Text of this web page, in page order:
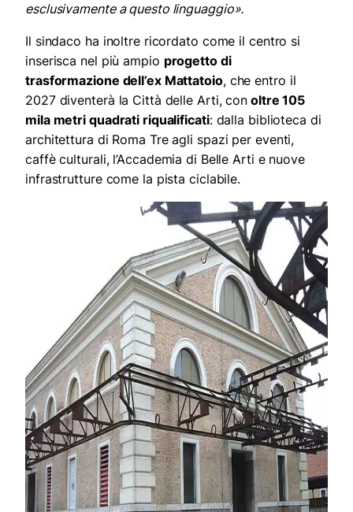
esclusivamente a questo linguaggio».
Il sindaco ha inoltre ricordato come il centro si
inserisca nel più ampio progetto di
trasformazione dell’ex Mattatoio, che entro il
2027 diventerà la Città delle Arti, con oltre 105
mila metri quadrati riqualificati: dalla biblioteca di
architettura di Roma Tre agli spazi per eventi,
caffè culturali, l’Accademia di Belle Arti e nuove
infrastrutture come la pista ciclabile.